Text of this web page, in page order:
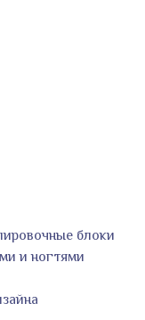
блоки
и ногтями